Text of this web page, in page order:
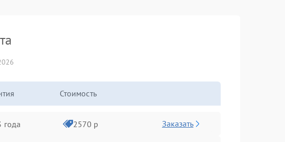
Стоимость
года 2570 р Заказать